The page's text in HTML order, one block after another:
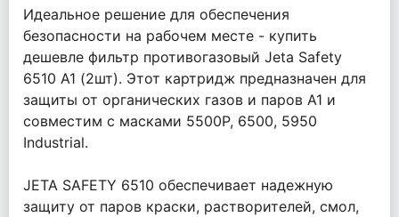
Идеальное решение для обеспечения
безопасности на рабочем месте - купить
дешевле фильтр противогазовый Jeta Safety
6510 А1 (2шт). Этот картридж предназначен для
защиты от органических газов и паров A1 и
совместим с масками 5500P, 6500, 5950
Industrial.
JETA SAFETY 6510 обеспечивает надежную
защиту от паров краски, растворителей, смол,